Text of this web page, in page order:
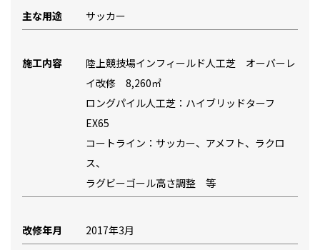
主な用途 サッカー
施工内容
陸上競技場インフィールド人工芝 オーバーレ
イ改修 8,260㎡
ロングパイル人工芝：ハイブリッドターフ
EX65
コートライン：サッカー、アメフト、ラクロ
ス、
ラグビーゴール高さ調整 等
改修年月 2017年3月